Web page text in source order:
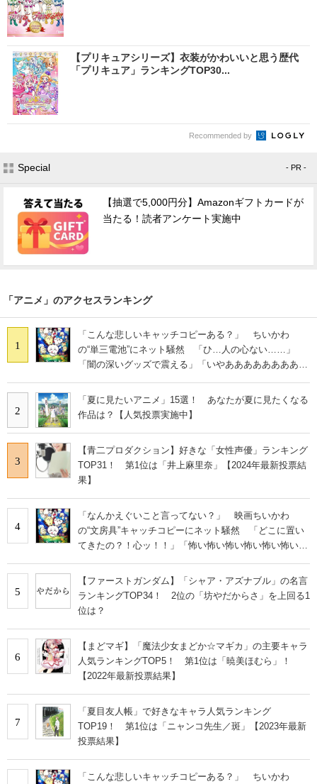
【プリキュアシリーズ】衣装がかわいいと思う歴代
「プリキュア」ランキングTOP30...
Recommended by
Special - PR -
【抽選で5,000円分】Amazonギフトカードが
当たる！読者アンケート実施中
「アニメ」のアクセスランキング
1
「こんな悲しいキャッチコピーある？」 ちいかわ
の“単三電池”にネット騒然 「ひ…人の心ない……」
「闇の深いグッズで震える」「いやあああああああああ
2
「夏に見たいアニメ」15選！ あなたが夏に見たくなる
作品は？【人気投票実施中】
3
【青二プロダクション】好きな「女性声優」ランキング
TOP31！ 第1位は「井上麻里奈」【2024年最新投票結
果】
4
「なんかえぐいこと言ってない？」 映画ちいかわ
の“文房具”キャッチコピーにネット騒然 「どこに置い
てきたの？！心ッ！！」「怖い怖い怖い怖い怖い怖い怖
5
【ファーストガンダム】「シャア・アズナブル」の名言
ランキングTOP34！ 2位の「坊やだからさ」を上回る1
位は？
6
【まどマギ】「魔法少女まどか☆マギカ」の主要キャラ
人気ランキングTOP5！ 第1位は「暁美ほむら」！
【2022年最新投票結果】
7
「夏目友人帳」で好きなキャラ人気ランキング
TOP19！ 第1位は「ニャンコ先生／斑」【2023年最新
投票結果】
「こんな悲しいキャッチコピーある？」 ちいかわ